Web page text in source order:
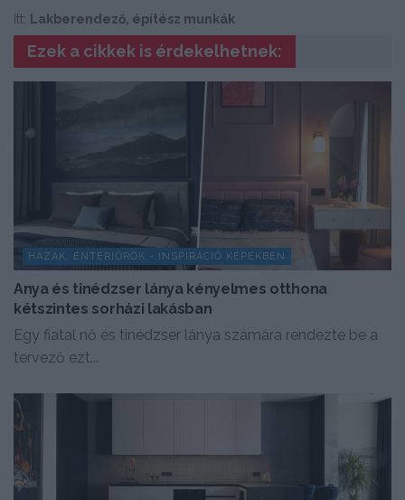
Itt: Lakberendező, építész munkák
Ezek a cikkek is érdekelhetnek:
HÁZAK, ENTERIŐRÖK - INSPIRÁCIÓ KÉPEKBEN
Anya és tinédzser lánya kényelmes otthona
kétszintes sorházi lakásban
Egy fiatal nő és tinédzser lánya számára rendezte be a
tervező ezt...